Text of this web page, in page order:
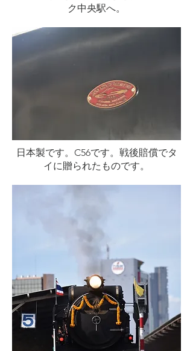
ク中央駅へ。
日本製です。C56です。戦後賠償でタ
イに贈られたものです。